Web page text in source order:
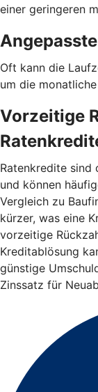
einer geringeren
Oft kann die
um die
Vorzeitige
Ratenkredite sind
und können
Vergleich zu
kürzer, was eine
vorzeitige
Kreditablösung
günstige
Zinssatz für